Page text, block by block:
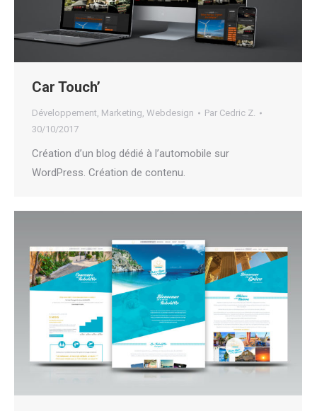
Car Touch’
Développement, Marketing, Webdesign Par Cedric Z.
30/10/2017
Création d’un blog dédié à l’automobile sur
WordPress. Création de contenu.